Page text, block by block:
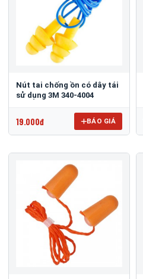
Nút tai chống ồn có dây tái
sử dụng 3M 340-4004
19.000đ BÁO GIÁ